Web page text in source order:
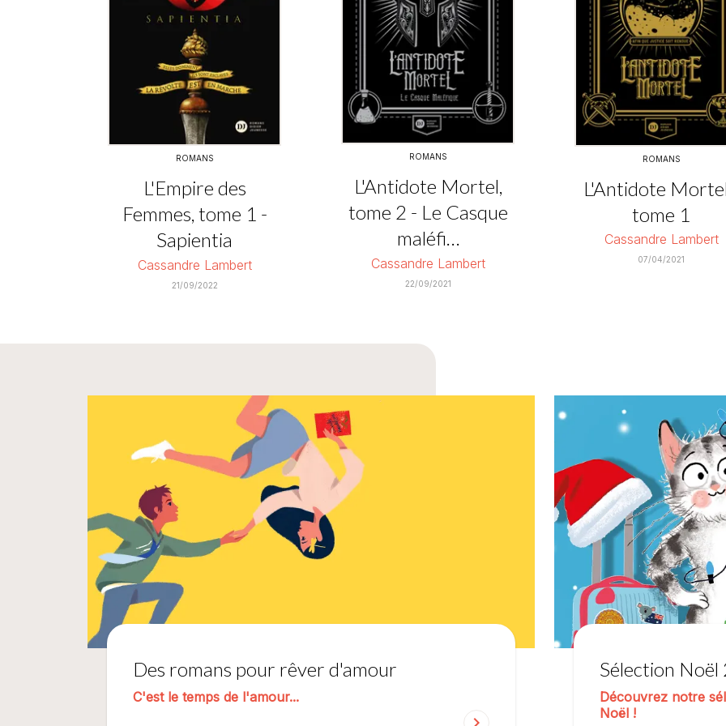
ROMANS
L'Empire des
Femmes, tome 1 -
Sapientia
Cassandre Lambert
21/09/2022
ROMANS
L'Antidote Mortel,
tome 2 - Le Casque
maléfi…
Cassandre Lambert
22/09/2021
ROMANS
L'Antidote
tome 1
Cassandre Lambert
07/04/2021
Des romans pour rêver d'amour
C'est le temps de l'amour...
Sélection
Découvrez notre
Noël !